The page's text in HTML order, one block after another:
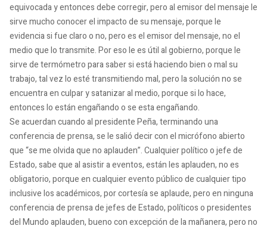
equivocada y entonces debe corregir, pero al emisor del mensaje le
sirve mucho conocer el impacto de su mensaje, porque le
evidencia si fue claro o no, pero es el emisor del mensaje, no el
medio que lo transmite. Por eso le es útil al gobierno, porque le
sirve de termómetro para saber si está haciendo bien o mal su
trabajo, tal vez lo esté transmitiendo mal, pero la solución no se
encuentra en culpar y satanizar al medio, porque si lo hace,
entonces lo están engañando o se esta engañando.
Se acuerdan cuando al presidente Peña, terminando una
conferencia de prensa, se le salió decir con el micrófono abierto
que “se me olvida que no aplauden”. Cualquier político o jefe de
Estado, sabe que al asistir a eventos, están les aplauden, no es
obligatorio, porque en cualquier evento público de cualquier tipo
inclusive los académicos, por cortesía se aplaude, pero en ninguna
conferencia de prensa de jefes de Estado, políticos o presidentes
del Mundo aplauden, bueno con excepción de la mañanera, pero no